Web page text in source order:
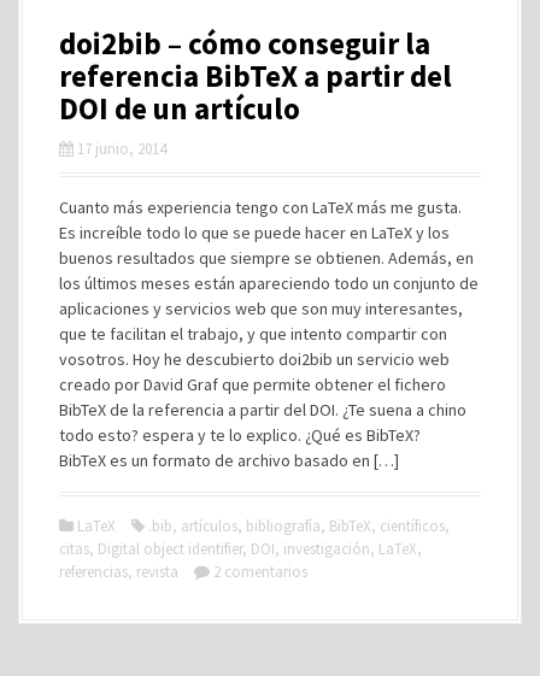
doi2bib – cómo conseguir la
referencia BibTeX a partir del
DOI de un artículo
17 junio, 2014
Cuanto más experiencia tengo con LaTeX más me gusta.
Es increíble todo lo que se puede hacer en LaTeX y los
buenos resultados que siempre se obtienen. Además, en
los últimos meses están apareciendo todo un conjunto de
aplicaciones y servicios web que son muy interesantes,
que te facilitan el trabajo, y que intento compartir con
vosotros. Hoy he descubierto doi2bib un servicio web
creado por David Graf que permite obtener el fichero
BibTeX de la referencia a partir del DOI. ¿Te suena a chino
todo esto? espera y te lo explico. ¿Qué es BibTeX?
BibTeX es un formato de archivo basado en […]
LaTeX .bib, artículos, bibliografía, BibTeX, científicos,
citas, Digital object identifier, DOI, investigación, LaTeX,
referencias, revista 2 comentarios